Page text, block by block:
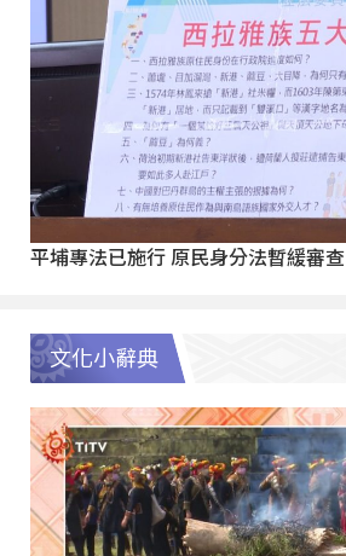
平埔專法已施行 原民身分法暫緩審查
文化小辭典